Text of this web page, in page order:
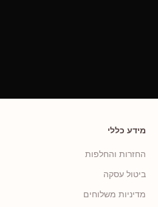
מידע כללי
החזרות והחלפות
ביטול עסקה
מדיניות משלוחים